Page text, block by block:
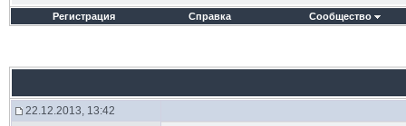
Регистрация Справка Сообщество
22.12.2013, 13:42